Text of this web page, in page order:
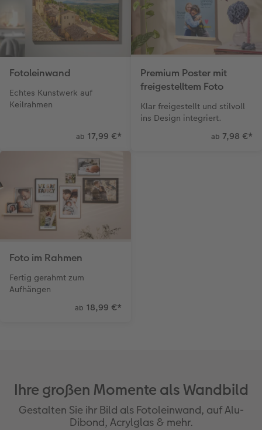
Webinare & VHS
Erste Schritte
Neuheiten
Bestellwege
Ideen zur Wandgestaltung
CEWE myPhotos
Neuheiten
Neuheiten
Extras
Faber-Castell
Foto-Geschenkbox
CEWE myPhotos
Papierqualitäten
Weitere Anlässe
CEWE myPhotos
Neuheiten
Bestellwege
Inspiration
CEWE myPhotos
Neuheiten
Neuheiten
Extras
Besondere Geschenkideen
CEWE myPhotos
Fotoleinwand
Echtes Kunstwerk auf
Keilrahmen
ab 17,99 €*
Premium Poster mit
freigestelltem Foto
Klar freigestellt und stilvoll
ins Design integriert.
ab 7,98 €*
Foto im Rahmen
Fertig gerahmt zum
Aufhängen
ab 18,99 €*
Ihre großen Momente als Wandbild
Gestalten Sie ihr Bild als Fotoleinwand, auf Alu-
Dibond, Acrylglas & mehr.